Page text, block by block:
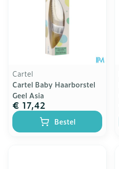
Cartel
Cartel Baby Haarborstel
Geel Asia
€ 17,42
Bestel